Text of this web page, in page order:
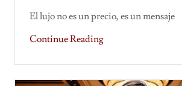
El lujo no es un precio, es un mensaje
Continue Reading